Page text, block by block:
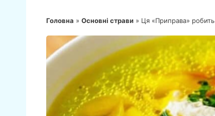
Головна » Основні страви » Ця «Приправа»